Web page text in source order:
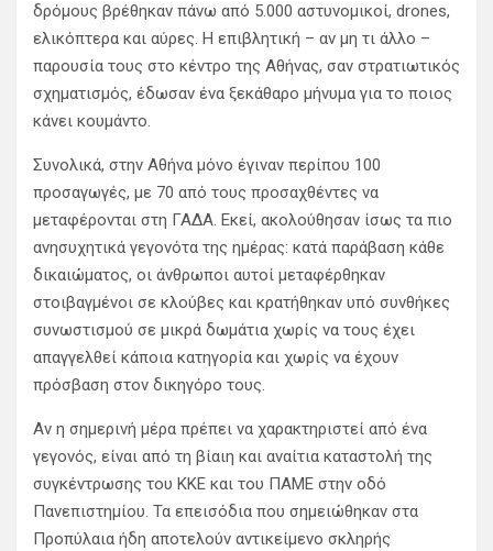
δρόμους βρέθηκαν πάνω από 5.000 αστυνομικοί, drones,
ελικόπτερα και αύρες. Η επιβλητική – αν μη τι άλλο –
παρουσία τους στο κέντρο της Αθήνας, σαν στρατιωτικός
σχηματισμός, έδωσαν ένα ξεκάθαρο μήνυμα για το ποιος
κάνει κουμάντο.
Συνολικά, στην Αθήνα μόνο έγιναν περίπου 100
προσαγωγές, με 70 από τους προσαχθέντες να
μεταφέρονται στη ΓΑΔΑ. Εκεί, ακολούθησαν ίσως τα πιο
ανησυχητικά γεγονότα της ημέρας: κατά παράβαση κάθε
δικαιώματος, οι άνθρωποι αυτοί μεταφέρθηκαν
στοιβαγμένοι σε κλούβες και κρατήθηκαν υπό συνθήκες
συνωστισμού σε μικρά δωμάτια χωρίς να τους έχει
απαγγελθεί κάποια κατηγορία και χωρίς να έχουν
πρόσβαση στον δικηγόρο τους.
Αν η σημερινή μέρα πρέπει να χαρακτηριστεί από ένα
γεγονός, είναι από τη βίαιη και αναίτια καταστολή της
συγκέντρωσης του ΚΚΕ και του ΠΑΜΕ στην οδό
Πανεπιστημίου. Τα επεισόδια που σημειώθηκαν στα
Προπύλαια ήδη αποτελούν αντικείμενο σκληρής